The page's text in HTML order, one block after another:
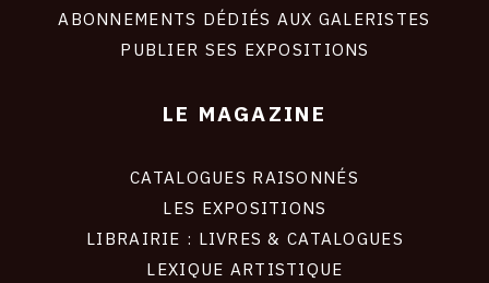
ABONNEMENTS DÉDIÉS AUX GALERISTES
PUBLIER SES EXPOSITIONS
LE MAGAZINE
CATALOGUES RAISONNÉS
LES EXPOSITIONS
LIBRAIRIE : LIVRES & CATALOGUES
LEXIQUE ARTISTIQUE